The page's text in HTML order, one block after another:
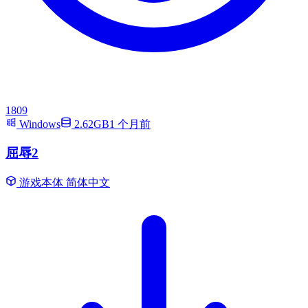
1809
Windows
2.62GB1 个月前
屈辱2
游戏本体 简体中文